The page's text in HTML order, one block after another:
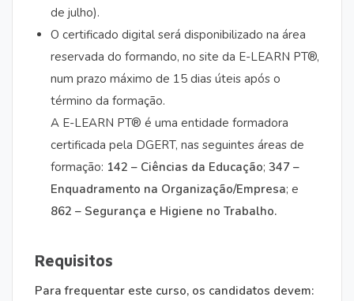
de julho).
O certificado digital será disponibilizado na área
reservada do formando, no site da E-LEARN PT®,
num prazo máximo de 15 dias úteis após o
término da formação.
A E-LEARN PT® é uma entidade formadora
certificada pela DGERT, nas seguintes áreas de
formação: 142 – Ciências da Educação; 347 –
Enquadramento na Organização/Empresa; e
862 – Segurança e Higiene no Trabalho.
Requisitos
Para frequentar este curso, os candidatos devem: